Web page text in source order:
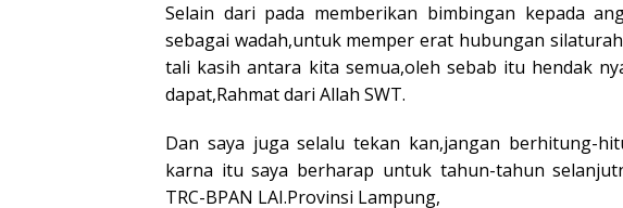
Selain dari pada memberikan bimbingan kepada
sebagai wadah,untuk memper erat hubungan
tali kasih antara kita semua,oleh sebab itu hendak
dapat,Rahmat dari Allah SWT.
Dan saya juga selalu tekan kan,jangan berhitung-
karna itu saya berharap untuk tahun-tahun
TRC-BPAN LAI.Provinsi Lampung,